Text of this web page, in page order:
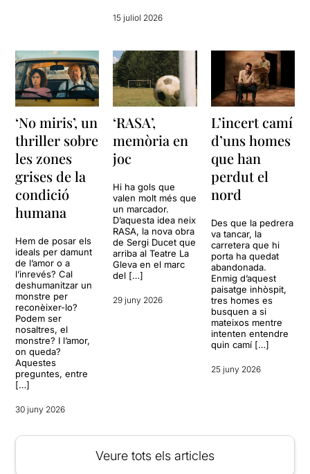
15 juliol 2026
‘No miris’, un
thriller sobre
les zones
grises de la
condició
humana
Hem de posar els
ideals per damunt
de l’amor o a
l’inrevés? Cal
deshumanitzar un
monstre per
reconèixer-lo?
Podem ser
nosaltres, el
monstre? I l’amor,
on queda?
Aquestes
preguntes, entre
[…]
30 juny 2026
‘RASA’,
memòria en
joc
Hi ha gols que
valen molt més que
un marcador.
D’aquesta idea neix
RASA, la nova obra
de Sergi Ducet que
arriba al Teatre La
Gleva en el marc
del […]
29 juny 2026
L’incert camí
d’uns homes
que han
perdut el
nord
Des que la pedrera
va tancar, la
carretera que hi
porta ha quedat
abandonada.
Enmig d’aquest
paisatge inhòspit,
tres homes es
busquen a si
mateixos mentre
intenten entendre
quin camí […]
25 juny 2026
Veure tots els articles